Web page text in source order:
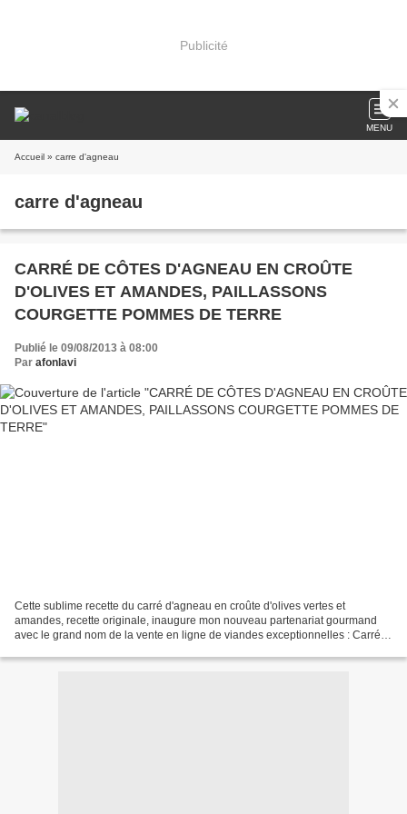
Publicité
MENU
Accueil » carre d'agneau
carre d'agneau
CARRÉ DE CÔTES D'AGNEAU EN CROÛTE
D'OLIVES ET AMANDES, PAILLASSONS
COURGETTE POMMES DE TERRE
Publié le 09/08/2013 à 08:00
Par afonlavi
Cette sublime recette du carré d'agneau en croûte d'olives vertes et
amandes, recette originale, inaugure mon nouveau partenariat gourmand
avec le grand nom de la vente en ligne de viandes exceptionnelles : Carré